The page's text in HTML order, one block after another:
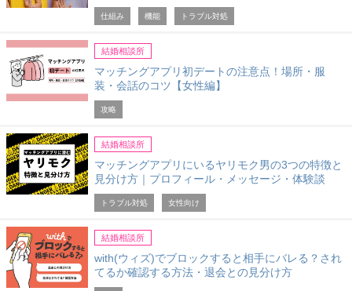
仕組み 機能 トラブル対処
結婚相談所
マッチングアプリ初デートの注意点！場所・服
装・会話のコツ【女性編】
攻略
結婚相談所
マッチングアプリにいるヤリモク男の3つの特徴と
見分け方｜プロフィール・メッセージ・体験談
トラブル対処 女性向け
結婚相談所
with(ウィズ)でブロックすると相手にバレる？され
てるか確認する方法・退会との見分け方